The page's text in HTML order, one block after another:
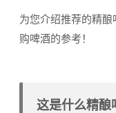
为您介绍推荐的精
购啤酒的参考！
这是什么精酿